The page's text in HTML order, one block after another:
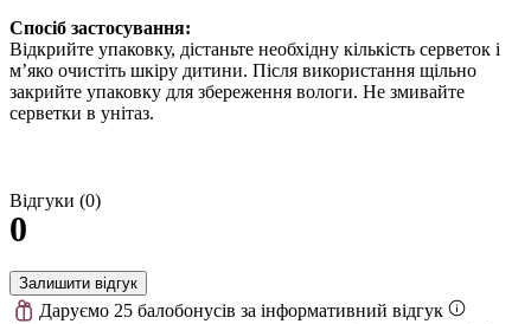
Спосіб застосування:
Відкрийте упаковку, дістаньте необхідну кількість серветок і
м’яко очистіть шкіру дитини. Після використання щільно
закрийте упаковку для збереження вологи. Не змивайте
серветки в унітаз.
Відгуки (0)
0
Залишити відгук
Даруємо 25 балобонусів за інформативний відгук